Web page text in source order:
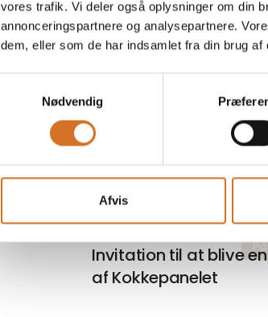
vores trafik. Vi deler også oplysninger om din
annonceringspartnere og analysepartnere.
dem, eller som de har indsamlet fra din brug af
Nødvendig
Afvis
Produkter fra
Invitation til at blive
af Kokkepanelet